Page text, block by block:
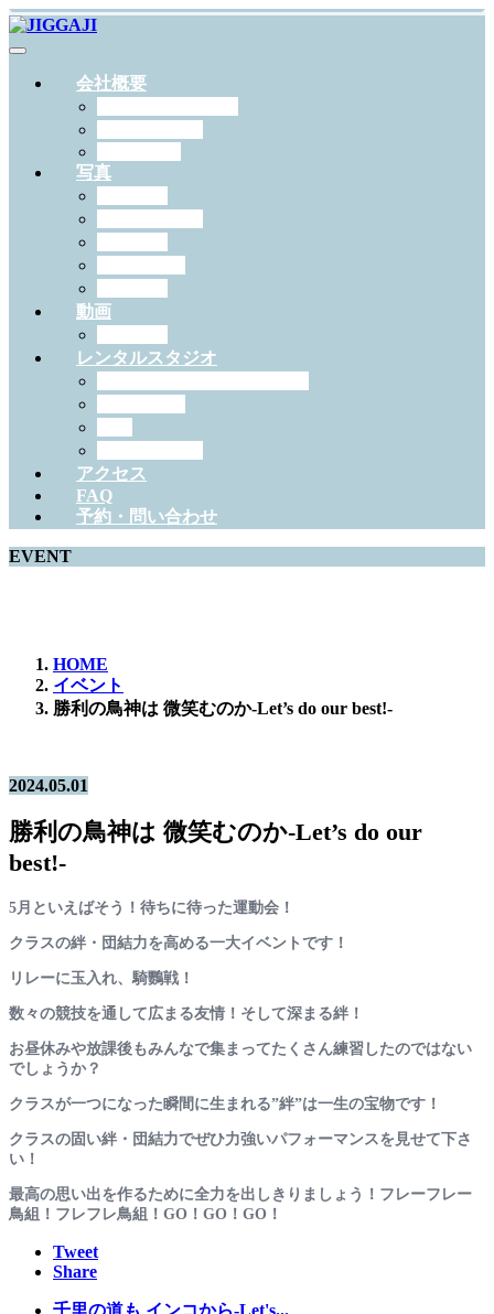
会社概要
写真
動画
レンタルスタジオ
アクセス
FAQ
予約・問い合わせ
EVENT
HOME
イベント
勝利の鳥神は 微笑むのか-Let’s do our best!-
2024.05.01
勝利の鳥神は 微笑むのか-Let’s do our
best!-
5月といえばそう！待ちに待った運動会！
クラスの絆・団結力を高める一大イベントです！
リレーに玉入れ、騎鸚戦！
数々の競技を通して広まる友情！そして深まる絆！
お昼休みや放課後もみんなで集まってたくさん練習したのではない
でしょうか？
クラスが一つになった瞬間に生まれる”絆”は一生の宝物です！
クラスの固い絆・団結力でぜひ力強いパフォーマンスを見せて下さ
い！
最高の思い出を作るために全力を出しきりましょう！フレーフレー
鳥組！フレフレ鳥組！GO！GO！GO！
Tweet
Share
千里の道も インコから-Let's...